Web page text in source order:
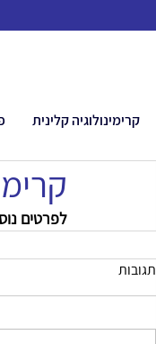
קרימינולוגיה קלינית
לפרטים
תגובות